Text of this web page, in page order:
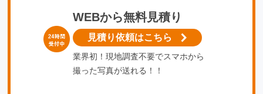
WEBから無料見積り
見積り依頼はこちら
業界初！現地調査不要でスマホから
撮った写真が送れる！！